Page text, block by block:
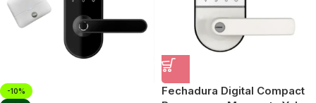
-10%
Fechadura Digital Compact